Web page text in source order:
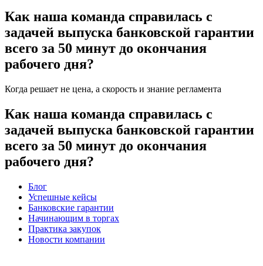
Как наша команда справилась с
задачей выпуска банковской гарантии
всего за 50 минут до окончания
рабочего дня?
Когда решает не цена, а скорость и знание регламента
Как наша команда справилась с
задачей выпуска банковской гарантии
всего за 50 минут до окончания
рабочего дня?
Блог
Успешные кейсы
Банковские гарантии
Начинающим в торгах
Практика закупок
Новости компании